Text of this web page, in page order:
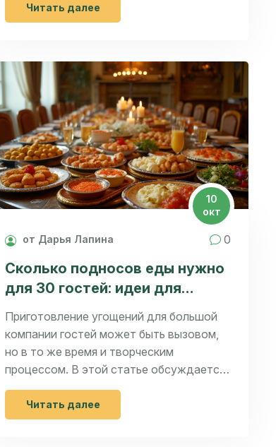
необходимо понимать тонкости подачи
и употребления этого напитка. От
правильного добавления лимона — все
это играет важную роль в создании
идеальной чайной церемонии. В статье
вы найдете советы и интересные факты
о том, как сделать чаепитие особенным
и запоминающимся.
Читать далее
10
окт
от Дарья Лапина 0
Сколько подносов еды нужно
для 30 гостей: идеи для
угощений на выходные
Приготовление угощений для большой
компании гостей может быть вызовом,
но в то же время и творческим
процессом. В этой статье обсуждается,
сколько подносов еды потребуется для
обслуживания 30 человек, и как лучше
всего организовать меню. Разбираемся в
Читать далее